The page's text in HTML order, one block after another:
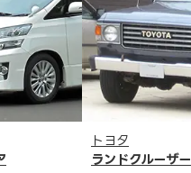
トヨタ
ランドクルーザー